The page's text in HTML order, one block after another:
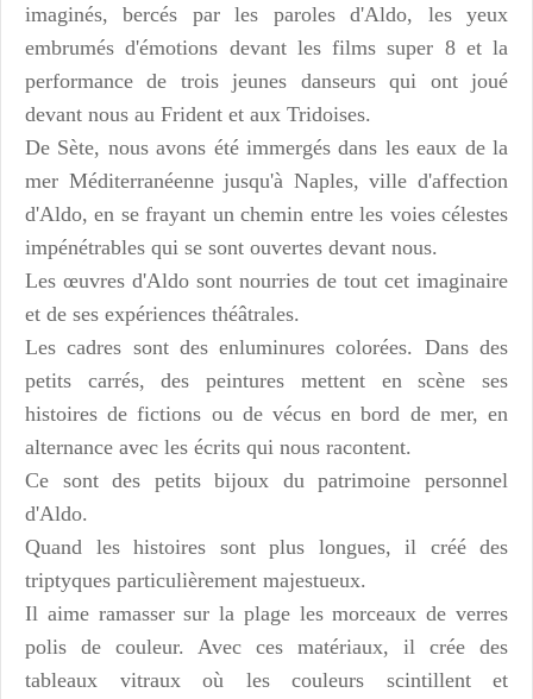
imaginés, bercés par les paroles d'Aldo, les yeux
embrumés d'émotions devant les films super 8 et la
performance de trois jeunes danseurs qui ont joué
devant nous au Frident et aux Tridoises.
De Sète, nous avons été immergés dans les eaux de la
mer Méditerranéenne jusqu'à Naples, ville d'affection
d'Aldo, en se frayant un chemin entre les voies célestes
impénétrables qui se sont ouvertes devant nous.
Les œuvres d'Aldo sont nourries de tout cet imaginaire
et de ses expériences théâtrales.
Les cadres sont des enluminures colorées. Dans des
petits carrés, des peintures mettent en scène ses
histoires de fictions ou de vécus en bord de mer, en
alternance avec les écrits qui nous racontent.
Ce sont des petits bijoux du patrimoine personnel
d'Aldo.
Quand les histoires sont plus longues, il créé des
triptyques particulièrement majestueux.
Il aime ramasser sur la plage les morceaux de verres
polis de couleur. Avec ces matériaux, il crée des
tableaux vitraux où les couleurs scintillent et